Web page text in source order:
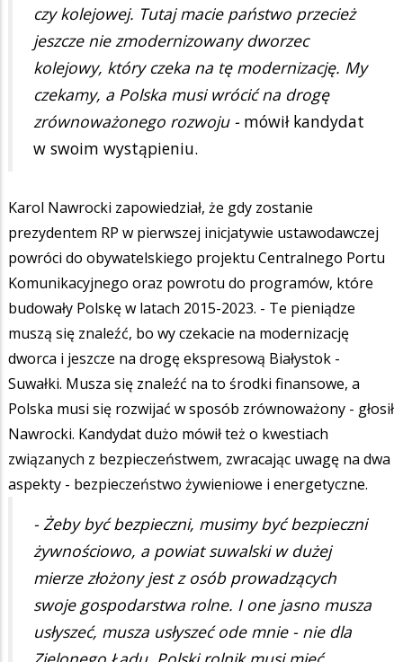
czy kolejowej. Tutaj macie państwo przecież
jeszcze nie zmodernizowany dworzec
kolejowy, który czeka na tę modernizację. My
czekamy, a Polska musi wrócić na drogę
zrównoważonego rozwoju - mówił kandydat
w swoim wystąpieniu.
Karol Nawrocki zapowiedział, że gdy zostanie
prezydentem RP w pierwszej inicjatywie ustawodawczej
powróci do obywatelskiego projektu Centralnego Portu
Komunikacyjnego oraz powrotu do programów, które
budowały Polskę w latach 2015-2023. - Te pieniądze
muszą się znaleźć, bo wy czekacie na modernizację
dworca i jeszcze na drogę ekspresową Białystok -
Suwałki. Musza się znaleźć na to środki finansowe, a
Polska musi się rozwijać w sposób zrównoważony - głosił
Nawrocki. Kandydat dużo mówił też o kwestiach
związanych z bezpieczeństwem, zwracając uwagę na dwa
aspekty - bezpieczeństwo żywieniowe i energetyczne.
- Żeby być bezpieczni, musimy być bezpieczni
żywnościowo, a powiat suwalski w dużej
mierze złożony jest z osób prowadzących
swoje gospodarstwa rolne. I one jasno musza
usłyszeć, musza usłyszeć ode mnie - nie dla